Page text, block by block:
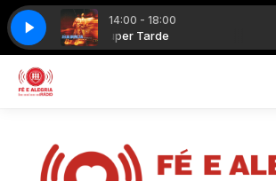
14:00 - 18:00
Super Tarde
Zelia Duncan - Alma